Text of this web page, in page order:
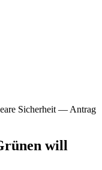
Sicherheit — Antrag
will